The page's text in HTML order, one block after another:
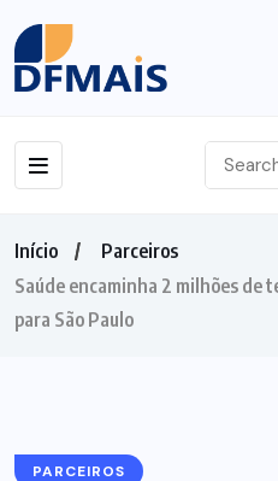
Início
Parceiros
Saúde encaminha 2 milhões de
para São Paulo
PARCEIROS